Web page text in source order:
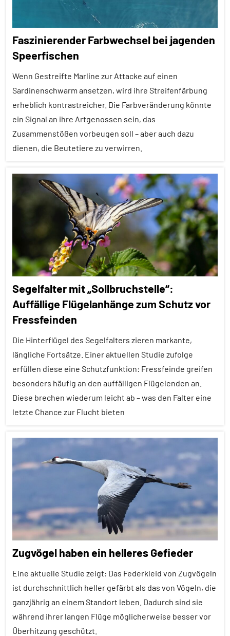
Faszinierender Farbwechsel bei jagenden
Speerfischen
Wenn Gestreifte Marline zur Attacke auf einen
Sardinenschwarm ansetzen, wird ihre Streifenfärbung
erheblich kontrastreicher. Die Farbveränderung könnte
ein Signal an ihre Artgenossen sein, das
Zusammenstößen vorbeugen soll – aber auch dazu
dienen, die Beutetiere zu verwirren.
Alle
Themen
Tiergruppen
Ernährung
Fische
Forschung
aktuell
In
aller
Kürze
Kommunikation
Sozialverhalten
Segelfalter mit „Sollbruchstelle“:
Auffällige Flügelanhänge zum Schutz vor
Fressfeinden
Die Hinterflügel des Segelfalters zieren markante,
längliche Fortsätze. Einer aktuellen Studie zufolge
erfüllen diese eine Schutzfunktion: Fressfeinde greifen
besonders häufig an den auffälligen Flügelenden an.
Diese brechen wiederum leicht ab – was den Falter eine
letzte Chance zur Flucht bieten
Alle
Tiergruppen
Forschung
aktuell
Fressfeinde
Insekten
Inter-
Spezies
Zugvögel haben ein helleres Gefieder
Eine aktuelle Studie zeigt: Das Federkleid von Zugvögeln
ist durchschnittlich heller gefärbt als das von Vögeln, die
ganzjährig an einem Standort leben. Dadurch sind sie
während ihrer langen Flüge möglicherweise besser vor
Überhitzung geschützt.